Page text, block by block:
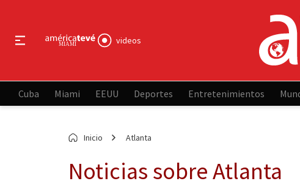
videos
Cuba Miami EEUU Deportes Entretenimientos
Inicio Atlanta
Noticias sobre Atlanta